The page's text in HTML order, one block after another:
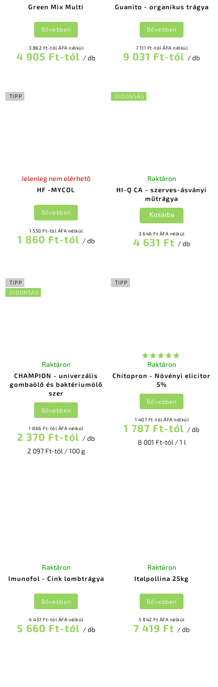
Green Mix Multi
3 862 Ft-tól ÁFA nélkül
4 905 Ft-tól / db
Bővebben
Guanito - organikus trágya
7 111 Ft-tól ÁFA nélkül
9 031 Ft-tól / db
Bővebben
TIPP
HF -MYCOL
Jelenleg nem elérhető
1 550 Ft-tól ÁFA nélkül
1 860 Ft-tól / db
Bővebben
ÚJDONSÁG
HI-Q CA - szerves-ásványi
műtrágya
Raktáron
3 646 Ft ÁFA nélkül
4 631 Ft / db
Kosárba
TIPP
ÚJDONSÁG
CHAMPION - univerzális
gombaölő és baktériumölő
szer
Raktáron
1 866 Ft-tól ÁFA nélkül
2 370 Ft-tól / db
2 097 Ft-tól / 100 g
Bővebben
TIPP
Chitopron - Növényi elicitor
5%
Raktáron
1 407 Ft-tól ÁFA nélkül
1 787 Ft-tól / db
8 001 Ft-tól / 1 l
Bővebben
Imunofol - Cink lombtrágya
Raktáron
4 457 Ft-tól ÁFA nélkül
5 660 Ft-tól / db
Bővebben
Italpollina 25kg
Raktáron
5 842 Ft ÁFA nélkül
7 419 Ft / db
Bővebben